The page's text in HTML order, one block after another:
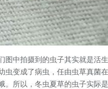
中拍摄到的虫子其实就是
变成了病虫，任由虫草真
所以，冬虫夏草的虫子实际